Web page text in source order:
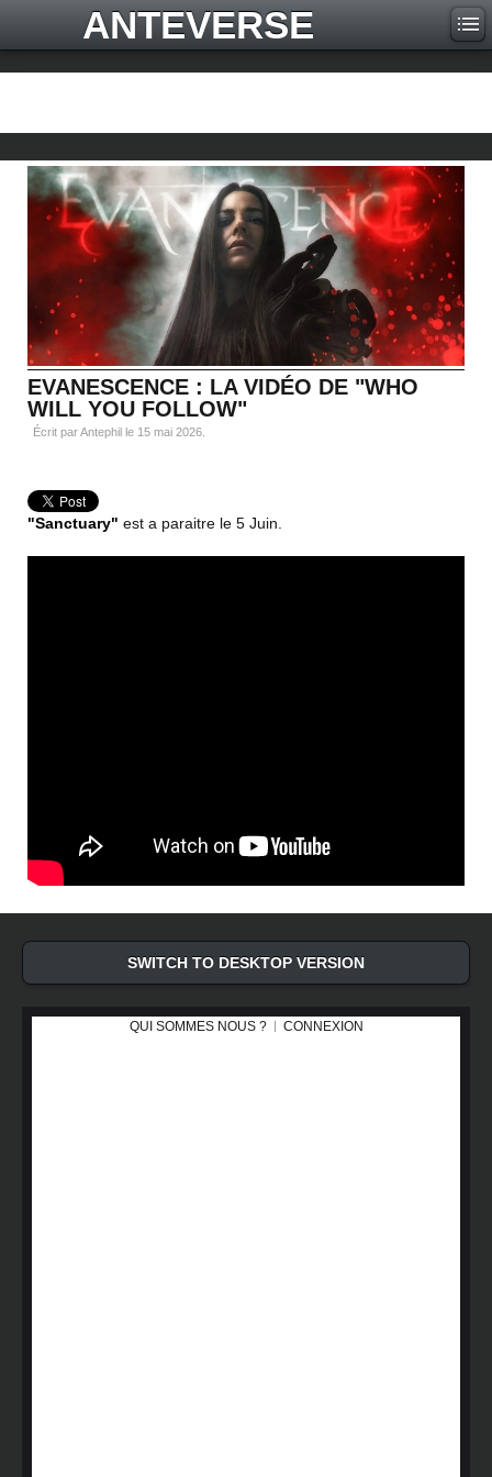
ANTEVERSE
EVANESCENCE : LA VIDÉO DE "WHO
WILL YOU FOLLOW"
Écrit par Antephil le 15 mai 2026
"Sanctuary" est a paraitre le 5 Juin.
SWITCH TO DESKTOP VERSION
QUI SOMMES NOUS ? CONNEXION